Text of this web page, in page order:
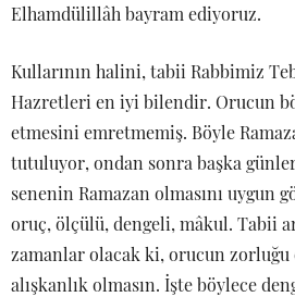
Elhamdülillâh bayram ediyoruz.
Kullarının halini, tabii Rabbimiz
Hazretleri en iyi bilendir. Orucun
etmesini emretmemiş. Böyle
tutuluyor, ondan sonra başka
senenin Ramazan olmasını uygun
oruç, ölçülü, dengeli, mâkul. Tabii
zamanlar olacak ki, orucun zorluğu
alışkanlık olmasın. İşte böylece